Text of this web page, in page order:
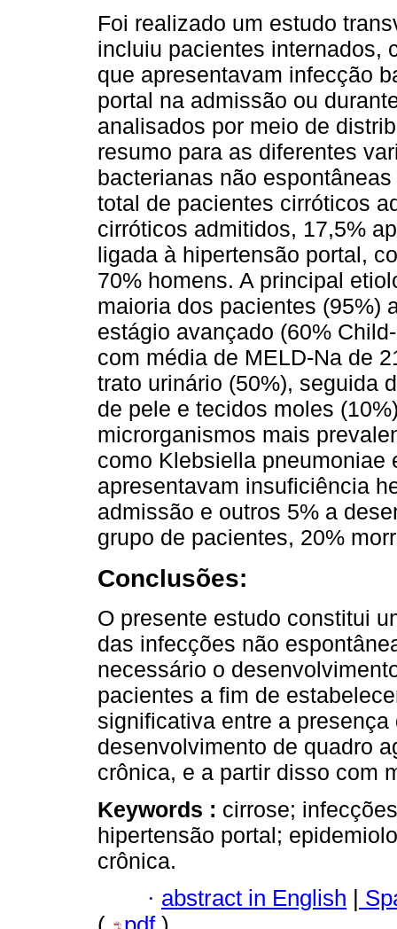
Foi realizado um estudo
incluiu pacientes internados,
que apresentavam infecção
portal na admissão ou
analisados ​​por meio de
resumo para as diferentes
bacterianas não
total de pacientes cirróticos
cirróticos admitidos, 17,5%
ligada à hipertensão portal,
70% homens. A principal
maioria dos pacientes (95%)
estágio avançado (60%
com média de MELD-Na de
trato urinário (50%), seguida
de pele e tecidos moles
microrganismos mais
como Klebsiella
apresentavam insuficiência
admissão e outros 5% a
grupo de pacientes, 20%
Conclusões:
O presente estudo constitui
das infecções não
necessário o
pacientes a fim de
significativa entre a
desenvolvimento de quadro
crônica, e a partir disso com
Keywords : cirrose;
hipertensão portal;
crônica.
· abstract in English